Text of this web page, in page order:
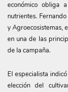
económico obliga
nutrientes.
y Agroecosistemas,
en una de las
de la campaña.
El especialista
elección del